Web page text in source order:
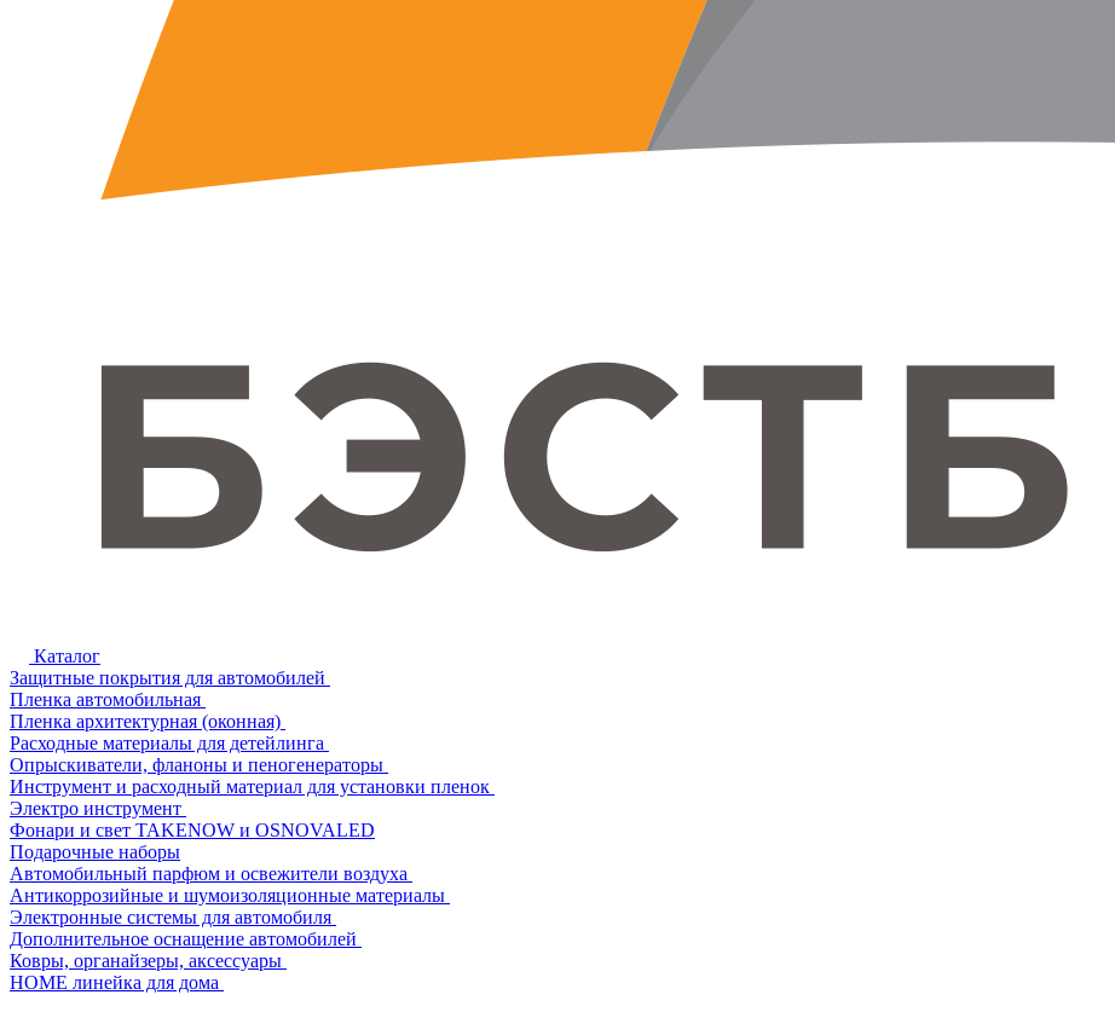
Каталог
Защитные покрытия для автомобилей
Пленка автомобильная
Пленка архитектурная (оконная)
Расходные материалы для детейлинга
Опрыскиватели, фланоны и пеногенераторы
Инструмент и расходный материал для установки пленок
Электро инструмент
Фонари и свет TAKENOW и OSNOVALED
Подарочные наборы
Автомобильный парфюм и освежители воздуха
Антикоррозийные и шумоизоляционные материалы
Электронные системы для автомобиля
Дополнительное оснащение автомобилей
Ковры, органайзеры, аксессуары
HOME линейка для дома